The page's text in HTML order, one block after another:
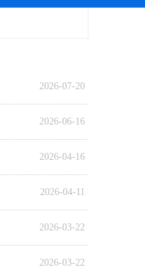
2026-07-20
2026-06-16
2026-04-16
2026-04-11
2026-03-22
2026-03-22